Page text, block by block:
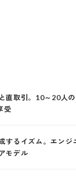
直取引。10～20人
受
するイズム。エンジ
モデル